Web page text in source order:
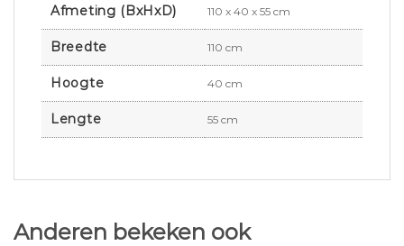
Afmeting (BxHxD) 110 x 40 x 55 cm
Breedte 110 cm
Hoogte 40 cm
Lengte 55 cm
Anderen bekeken ook